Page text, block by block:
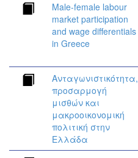
Male-female labour
market participation
and wage differentials
in Greece
Ανταγωνιστικότητα,
προσαρμογή
μισθών και
μακροοικονομική
πολιτική στην
Ελλάδα